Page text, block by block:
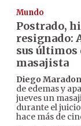
Mundo
Postrado,
resignado:
sus últimos
masajista
Diego
de edemas y
jueves un
durante el
hace más de